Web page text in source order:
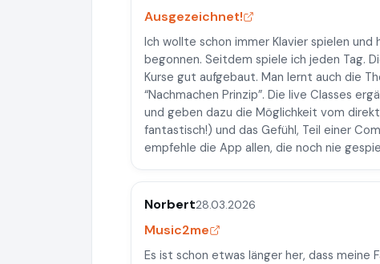
Ausgezeichnet!
Ich wollte schon immer Klavier spielen
begonnen. Seitdem spiele ich jeden Tag.
Kurse gut aufgebaut. Man lernt auch die
“Nachmachen Prinzip”. Die live Classes
und geben dazu die Möglichkeit vom
fantastisch!) und das Gefühl, Teil einer
empfehle die App allen, die noch nie
Norbert28.03.2026
Music2me
Es ist schon etwas länger her, dass meine